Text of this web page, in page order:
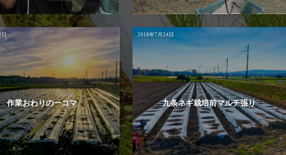
日
作業おわりの一コマ
2018年7月24日
九条ネギ栽培前マルチ張り